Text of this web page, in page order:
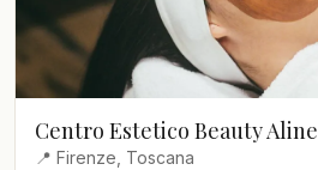
Centro Estetico Beauty Aline
📍 Firenze, Toscana